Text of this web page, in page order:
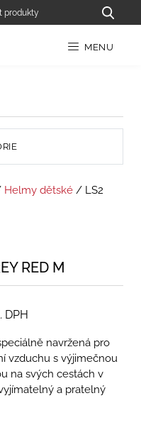
MENU
Helmy dětské / LS2
RED M
DPH
navržená pro
vzduchu s výjimečnou
na svých cestách v
a pratelný